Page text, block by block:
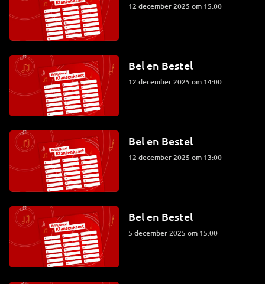
12 december 2025 om 15:00
Bel en Bestel
12 december 2025 om 14:00
Bel en Bestel
12 december 2025 om 13:00
Bel en Bestel
5 december 2025 om 15:00